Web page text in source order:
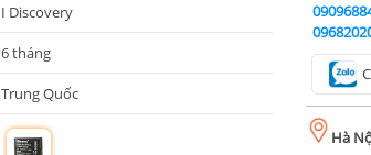
I Discovery
6 tháng
Trung Quốc
Hà